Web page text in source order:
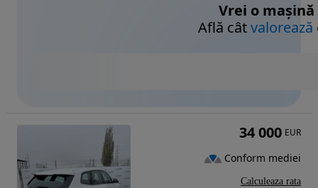
Vrei o mașină
Află câtvalorează
34 000 EUR
Conform mediei
Calculeaza rata